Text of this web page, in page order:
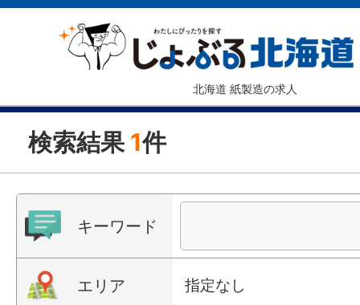
北海道 紙製造の求人
検索結果 1件
キーワード
エリア 指定なし